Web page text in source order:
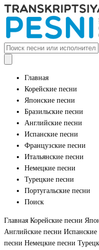
Главная
Корейские песни
Японские песни
Бразильские песни
Английские песни
Испанские песни
Французские песни
Итальянские песни
Немецкие песни
Турецкие песни
Португальские песни
Поиск
Главная Корейские песни
Английские песни Испанские
песни Немецкие песни